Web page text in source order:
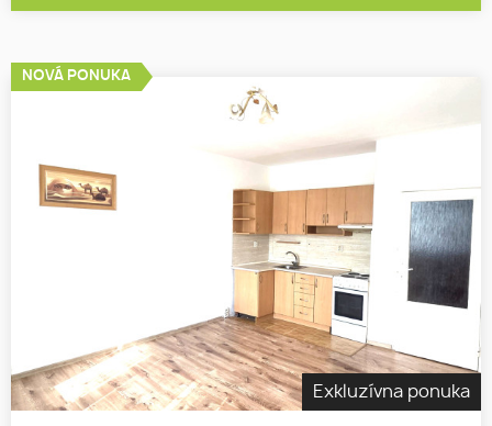
Exkluzívna ponuka
NOVÁ PONUKA